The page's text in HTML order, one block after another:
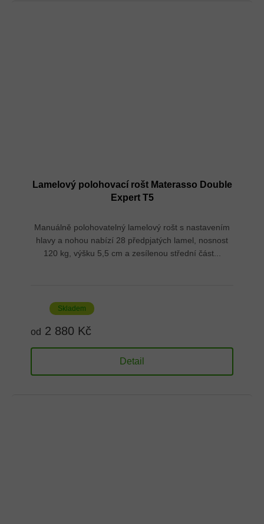
Lamelový polohovací rošt Materasso Double
Expert T5
Manuálně polohovatelný lamelový rošt s nastavením
hlavy a nohou nabízí 28 předpjatých lamel, nosnost
120 kg, výšku 5,5 cm a zesílenou střední část...
Skladem
od 2 880 Kč
Detail